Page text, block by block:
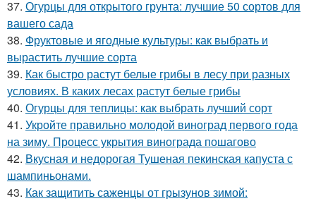
37. Огурцы для открытого грунта: лучшие 50 сортов для
вашего сада
38. Фруктовые и ягодные культуры: как выбрать и
вырастить лучшие сорта
39. Как быстро растут белые грибы в лесу при разных
условиях. В каких лесах растут белые грибы
40. Огурцы для теплицы: как выбрать лучший сорт
41. Укройте правильно молодой виноград первого года
на зиму. Процесс укрытия винограда пошагово
42. Вкусная и недорогая Тушеная пекинская капуста с
шампиньонами.
43. Как защитить саженцы от грызунов зимой: